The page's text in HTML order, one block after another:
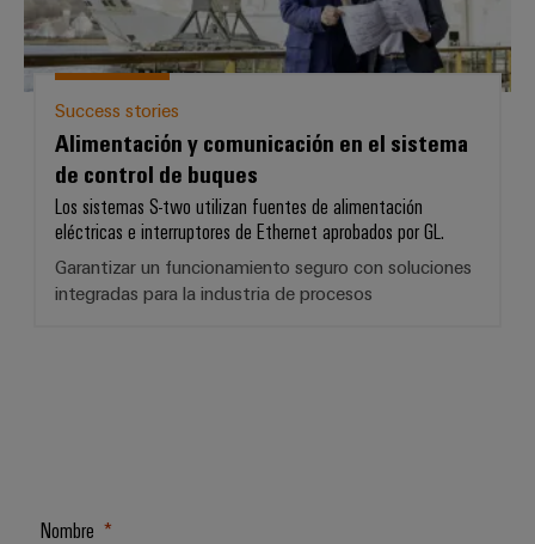
Success stories
Alimentación y comunicación en el sistema
de control de buques
Los sistemas S-two utilizan fuentes de alimentación
eléctricas e interruptores de Ethernet aprobados por GL.
Garantizar un funcionamiento seguro con soluciones
integradas para la industria de procesos
Nombre